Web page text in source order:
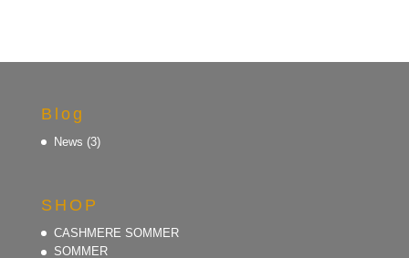
Blog
News (3)
SHOP
CASHMERE SOMMER
SOMMER